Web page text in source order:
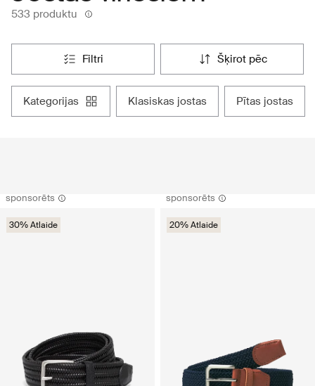
533 produktu
filtri šķirot pēc
kategorijas klasiskas jostas pītas jostas
sponsorēts
30% Atlaide
sponsorēts
20% Atlaide